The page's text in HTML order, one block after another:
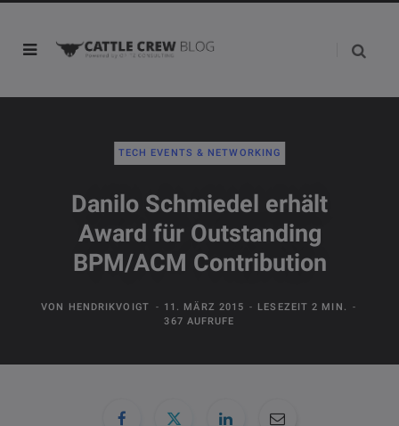
TECH EVENTS & NETWORKING
Danilo Schmiedel erhält
Award für Outstanding
BPM/ACM Contribution
VON HENDRIKVOIGT 11. MÄRZ 2015
LESEZEIT 2 MIN.
367 AUFRUFE